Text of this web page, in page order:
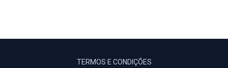
TERMOS E CONDIÇÕES